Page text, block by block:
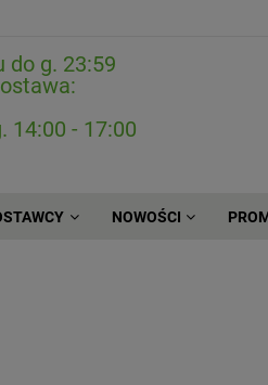
do g. 23:59
14:00 - 17:00
NOWOŚCI